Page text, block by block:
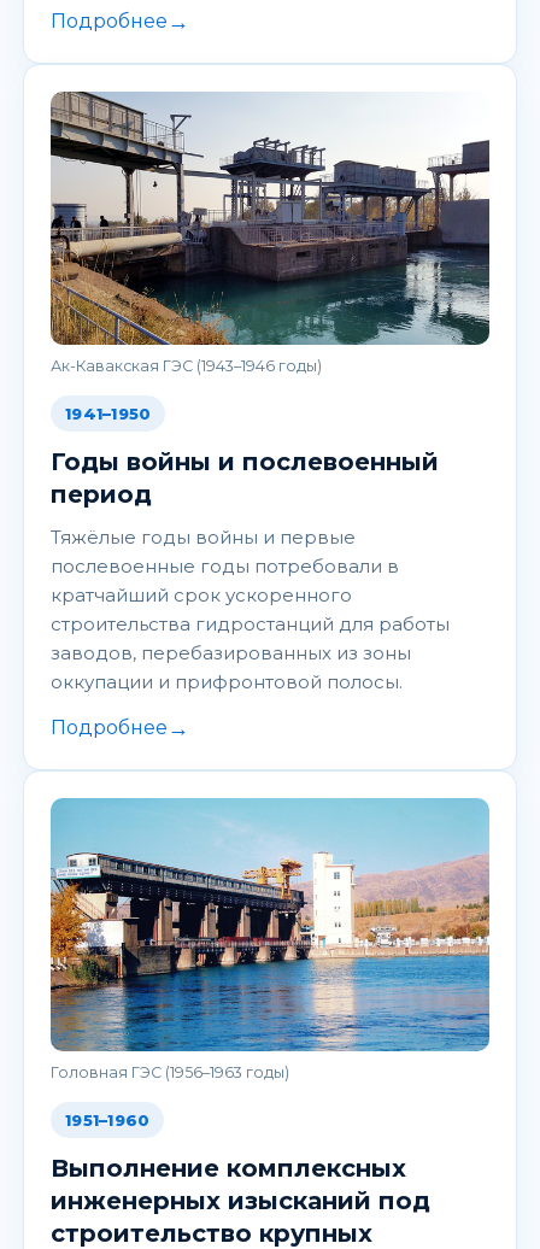
Подробнее →
Ак-Кавакская ГЭС (1943–1946 годы)
1941–1950
Годы войны и послевоенный
период
Тяжёлые годы войны и первые
послевоенные годы потребовали в
кратчайший срок ускоренного
строительства гидростанций для работы
заводов, перебазированных из зоны
оккупации и прифронтовой полосы.
Подробнее →
Головная ГЭС (1956–1963 годы)
1951–1960
Выполнение комплексных
инженерных изысканий под
строительство крупных